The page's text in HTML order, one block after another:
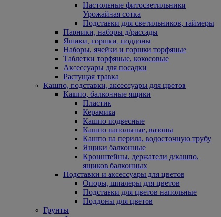
Настольные фитосветильники
Урожайная сотка
Подставки для светильников, таймеры
Парники, наборы д/рассады
Ящики, горшки, поддоны
Наборы, ячейки и горшки торфяные
Таблетки торфяные, кокосовые
Аксессуары для посадки
Растущая травка
Кашпо, подставки, аксессуары для цветов
Кашпо, балконные ящики
Пластик
Керамика
Кашпо подвесные
Кашпо напольные, вазоны
Кашпо на перила, водосточную трубу
Ящики балконные
Кронштейны, держатели д/кашпо,
ящиков балконных
Подставки и аксессуары для цветов
Опоры, шпалеры для цветов
Подставки для цветов напольные
Поддоны для цветов
Грунты